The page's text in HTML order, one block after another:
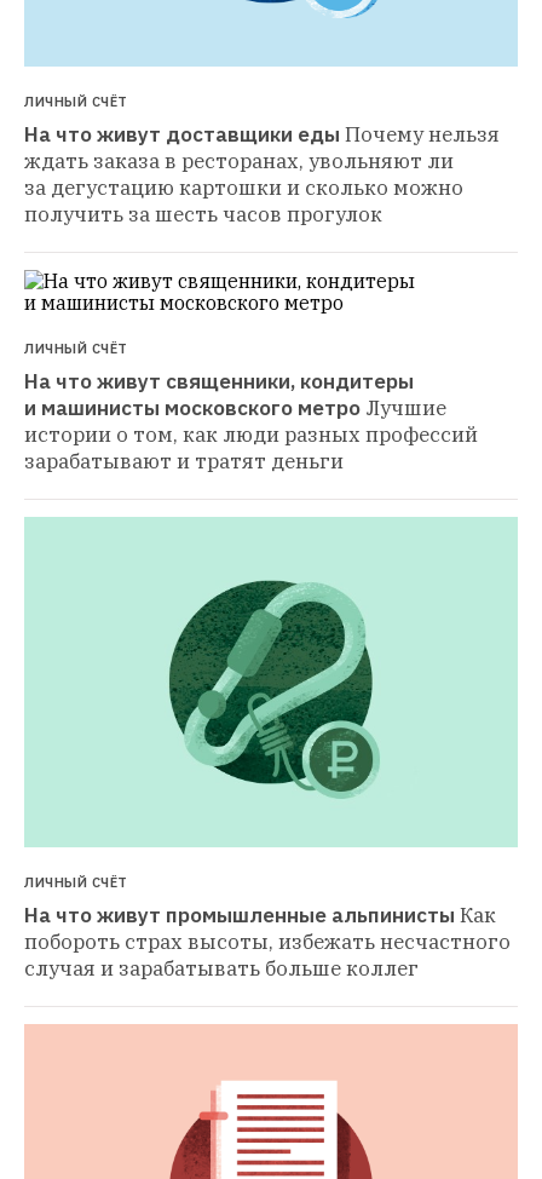
ЛИЧНЫЙ СЧЁТ
На что живут доставщики еды Почему нельзя
ждать заказа в ресторанах, увольняют ли
за дегустацию картошки и сколько можно
получить за шесть часов прогулок
ЛИЧНЫЙ СЧЁТ
На что живут священники, кондитеры
и машинисты московского метро Лучшие
истории о том, как люди разных профессий
зарабатывают и тратят деньги
ЛИЧНЫЙ СЧЁТ
На что живут промышленные альпинисты Как
побороть страх высоты, избежать несчастного
случая и зарабатывать больше коллег